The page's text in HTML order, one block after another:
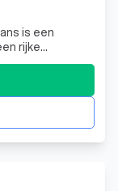
is een
rijke
Limburgse
advocaten
en cliëntgeri